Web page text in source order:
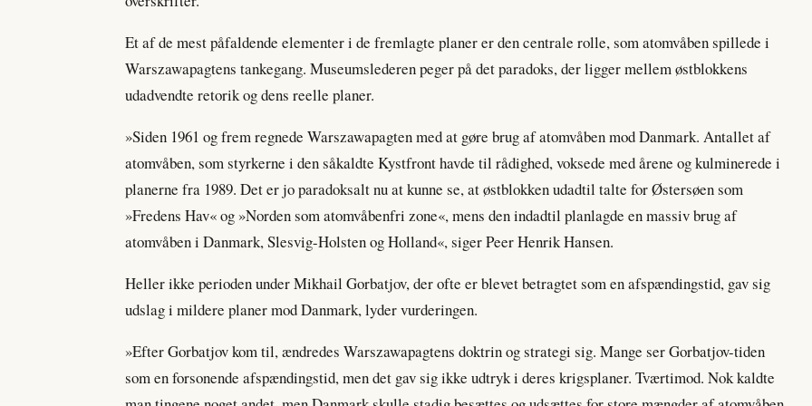
Et af de mest påfaldende elementer i de fremlagte planer er den centrale rolle, som atomvåben spillede i
Warszawapagtens tankegang. Museumslederen peger på det paradoks, der ligger mellem østblokkens
udadvendte retorik og dens reelle planer.
»Siden 1961 og frem regnede Warszawapagten med at gøre brug af atomvåben mod Danmark. Antallet af
atomvåben, som styrkerne i den såkaldte Kystfront havde til rådighed, voksede med årene og kulminerede i
planerne fra 1989. Det er jo paradoksalt nu at kunne se, at østblokken udadtil talte for Østersøen som
»Fredens Hav« og »Norden som atomvåbenfri zone«, mens den indadtil planlagde en massiv brug af
atomvåben i Danmark, Slesvig-Holsten og Holland«, siger Peer Henrik Hansen.
Heller ikke perioden under Mikhail Gorbatjov, der ofte er blevet betragtet som en afspændingstid, gav sig
udslag i mildere planer mod Danmark, lyder vurderingen.
»Efter Gorbatjov kom til, ændredes Warszawapagtens doktrin og strategi sig. Mange ser Gorbatjov-tiden
som en forsonende afspændingstid, men det gav sig ikke udtryk i deres krigsplaner. Tværtimod. Nok kaldte